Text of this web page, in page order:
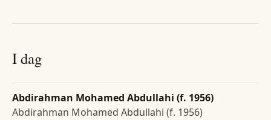
I dag
Abdirahman Mohamed Abdullahi (f. 1956)
Abdirahman Mohamed Abdullahi (f. 1956)